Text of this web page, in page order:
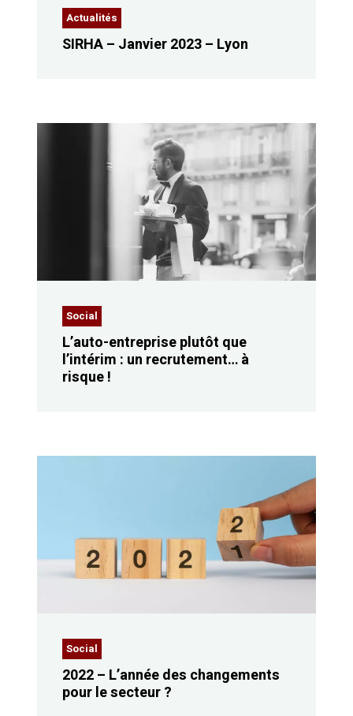
Actualités
SIRHA – Janvier 2023 – Lyon
Social
L’auto-entreprise plutôt que
l’intérim : un recrutement… à
risque !
Social
2022 – L’année des changements
pour le secteur ?